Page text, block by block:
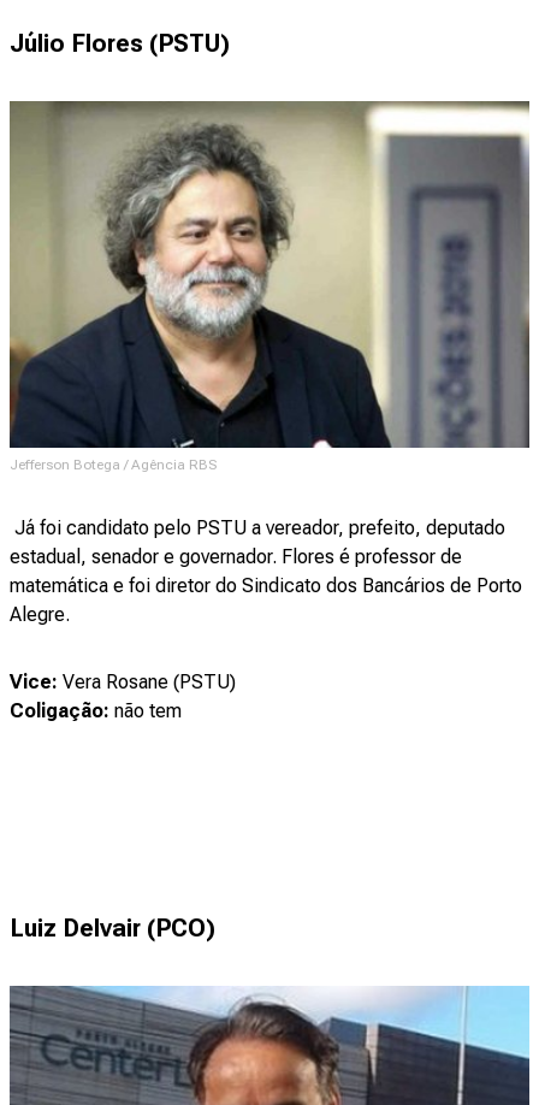
Júlio Flores (PSTU)
Jefferson Botega / Agência RBS
Já foi candidato pelo PSTU a vereador, prefeito, deputado
estadual, senador e governador. Flores é professor de
matemática e foi diretor do Sindicato dos Bancários de Porto
Alegre.
Vice: Vera Rosane (PSTU)
Coligação: não tem
Luiz Delvair (PCO)